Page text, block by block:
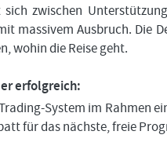
sich zwischen
massivem Ausbruch. Die
wohin die Reise geht.
erfolgreich:
System im Rahmen
für das nächste, freie
LOGIN
Programm bietet unterschiedliche